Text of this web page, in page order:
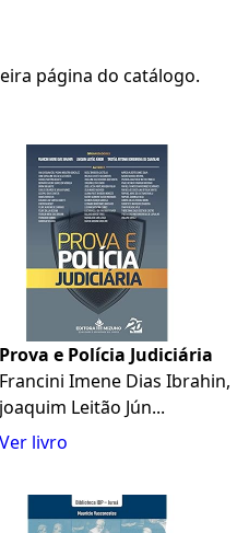
página do catálogo.
Prova e Polícia Judiciária
Francini Imene Dias Ibrahin,
joaquim Leitão Jún...
Ver livro